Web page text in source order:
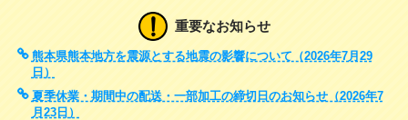
重要なお知らせ
熊本県熊本地方を震源とする地震の影響について（2026年7月29
日）
夏季休業・期間中の配送・一部加工の締切日のお知らせ（2026年7
月23日）